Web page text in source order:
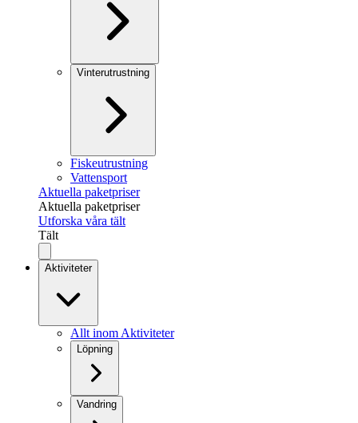
Vinterutrustning
Fiskeutrustning
Vattensport
Aktuella paketpriser
Aktuella paketpriser
Utforska våra tält
Tält
Aktiviteter
Allt inom Aktiviteter
Löpning
Vandring